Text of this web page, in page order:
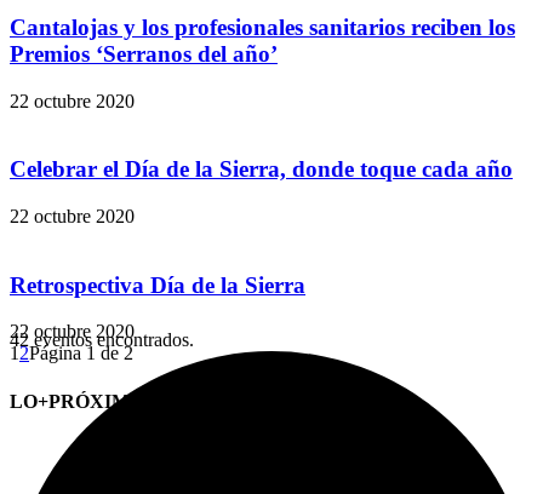
Cantalojas y los profesionales sanitarios reciben los
Premios ‘Serranos del año’
22 octubre 2020
Celebrar el Día de la Sierra, donde toque cada año
22 octubre 2020
Retrospectiva Día de la Sierra
22 octubre 2020
12Página 1 de 2
LO+PRÓXIMO (CITAS)
42 eventos encontrados.